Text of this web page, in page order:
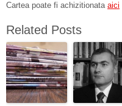
Cartea poate fi achizitionata aici
Related Posts